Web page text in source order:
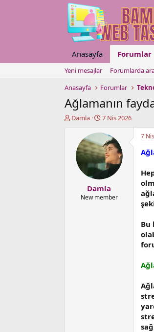
Anasayfa Forumlar
Yeni mesajlar
Forumlarda
Anasayfa
Forumlar
Ağlamanın
K
Damla
B
ş
l
a
n
g
ı
ç
t
7 Nis 2026
Damla
New member
7
Bu